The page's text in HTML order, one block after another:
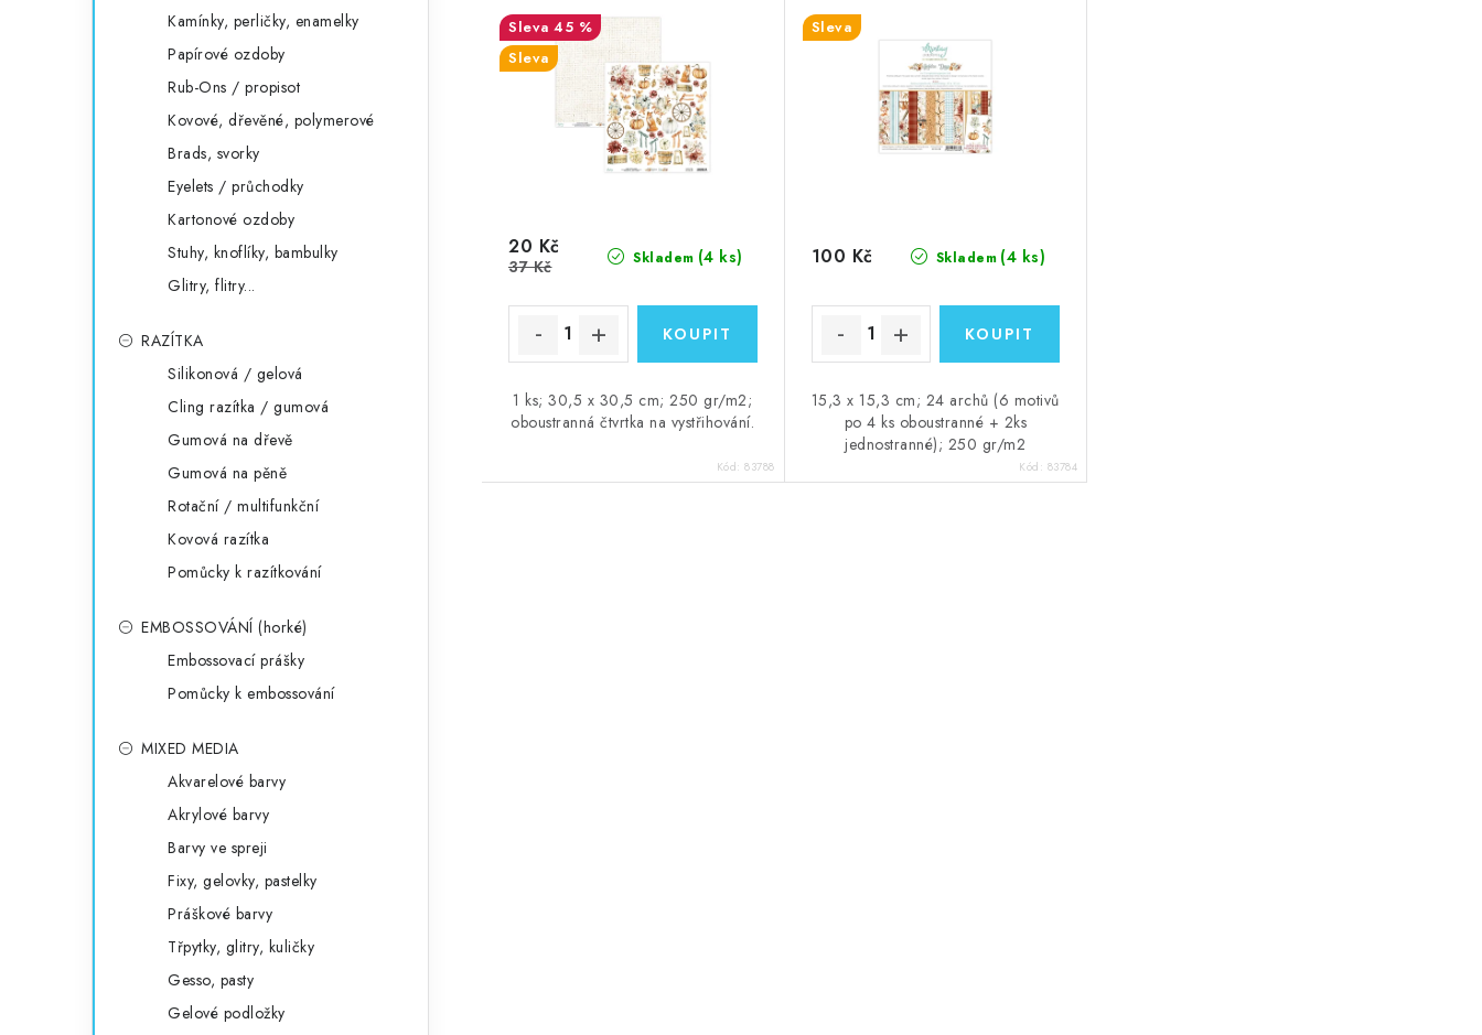
Kamínky, perličky, enamelky
Papírové ozdoby
Rub-Ons / propisot
Kovové, dřevěné, polymerové
Brads, svorky
Eyelets / průchodky
Kartonové ozdoby
Stuhy, knoflíky, bambulky
Glitry, flitry...
RAZÍTKA
Silikonová / gelová
Cling razítka / gumová
Gumová na dřevě
Gumová na pěně
Rotační / multifunkční
Kovová razítka
Pomůcky k razítkování
EMBOSSOVÁNÍ (horké)
Embossovací prášky
Pomůcky k embossování
MIXED MEDIA
Akvarelové barvy
Akrylové barvy
Barvy ve spreji
Fixy, gelovky, pastelky
Práškové barvy
Třpytky, glitry, kuličky
Gesso, pasty
Gelové podložky
45 %
Sleva
Skladem (4 ks)
20 Kč
37 Kč
1 ks; 30,5 x 30,5 cm; 250 gr/m2;
oboustranná čtvrtka na vystřihování.
Kód:83788
Sleva
Skladem (4 ks)
100 Kč
15,3 x 15,3 cm; 24 archů (6 motivů
po 4 ks oboustranné + 2ks
jednostranné); 250 gr/m2
Kód: 83784